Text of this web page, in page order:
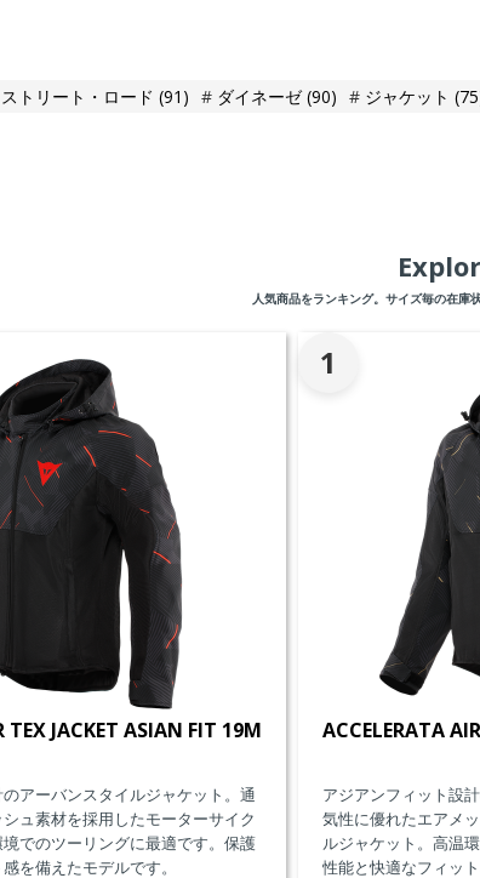
ストリート・ロード (91) ダイネーゼ(90) ジャケット
人気商品をランキング。サイズ毎の在庫
TEX JACKET ASIAN FIT 19M
アーバンスタイルジャケット。通
ュ素材を採用したモーターサイク
でのツーリングに最適です。保護
を備えたモデルです。
1
ACCELERATA
アジアンフィット設
気性に優れたエアメ
ルジャケット。高温
性能と快適なフィッ